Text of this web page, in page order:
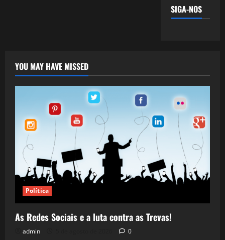
SIGA-NOS
YOU MAY HAVE MISSED
Política
As Redes Sociais e a luta contra as Trevas!
admin 0